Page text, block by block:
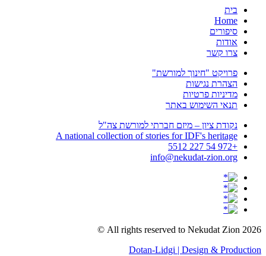
בית
Home
סיפורים
אודות
צרו קשר
פרויקט "חינוך למורשת"
הצהרת נגישות
מדיניות פרטיות
תנאי השימוש באתר
נקודת ציון – מיזם חברתי למורשת צה"ל
A national collection of stories for IDF's heritage
+972 54 227 5512
info@nekudat-zion.org
All rights reserved to Nekudat Zion 2026 ©
Dotan-Lidgi | Design & Production